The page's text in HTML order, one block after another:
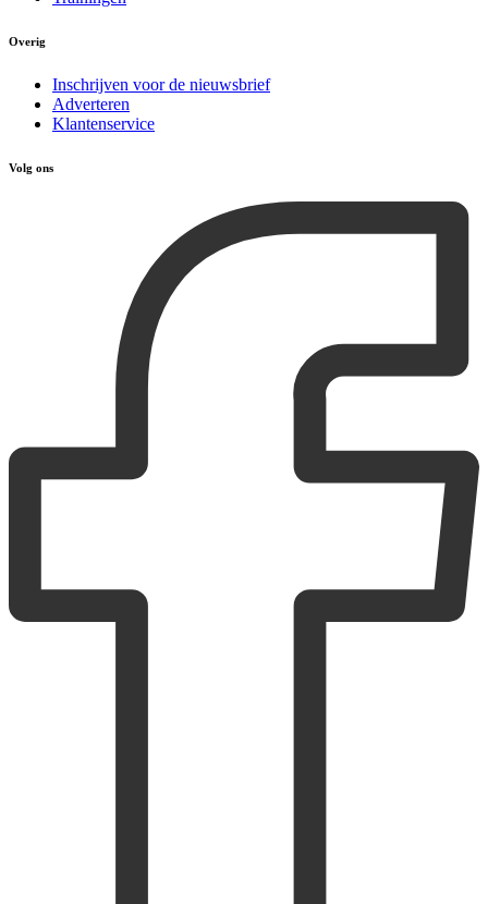
Overig
Inschrijven voor de nieuwsbrief
Adverteren
Klantenservice
Volg ons